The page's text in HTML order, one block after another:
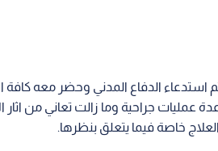
استدعاء الدفاع المدني وحضر معه كافة
عمليات جراحية وما زالت تعاني من اثار
خاصة فيما يتعلق بنظرها.